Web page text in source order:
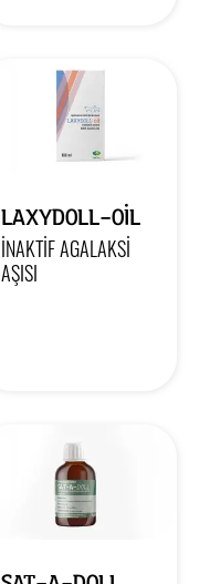
LAXYDOLL-OIL
İNAKTİF AGALAKSİ
AŞISI